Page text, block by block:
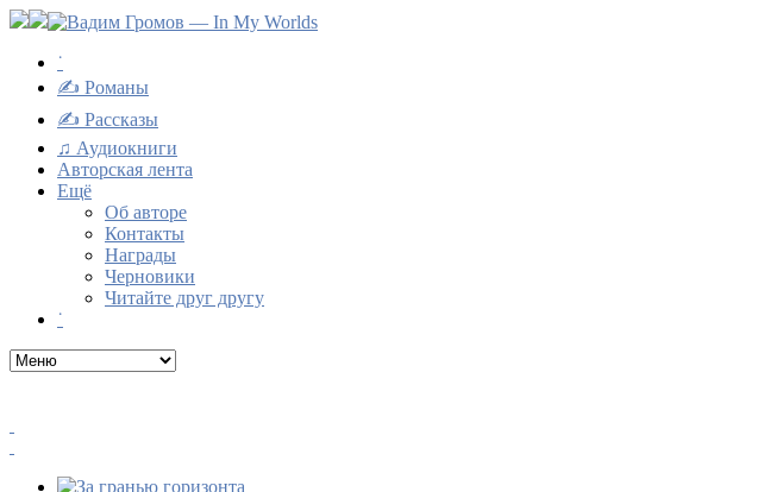
˙
✍ Романы
✍ Рассказы
♫ Аудиокниги
Авторская лента
Ещё
Об авторе
Контакты
Награды
Черновики
Читайте друг другу
˙